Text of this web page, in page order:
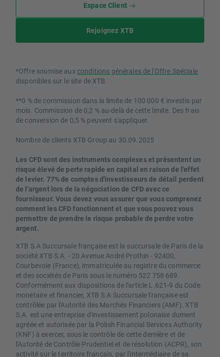
Espace Client
Rejoignez XTB
*Offre soumise aux conditions générales de l'Offre Spéciale
disponibles sur le site de XTB.
**0 % de commission dans la limite de 100 000 € investis par
mois. Commission de 0,2 % au-delà de cette limite. Des frais
de conversion de 0,5 % peuvent s'appliquer.
Nombre de clients XTB Group au 30.09.2025
Les CFD sont des instruments complexes et présentent un
risque élevé de perte rapide en capital en raison de l'effet
de levier. 77% de comptes d'investisseurs de détail perdent
de l'argent lors de la négociation de CFD avec ce
fournisseur. Vous devez vous assurer que vous comprenez
comment les CFD fonctionnent et que vous pouvez vous
permettre de prendre le risque probable de perdre votre
argent.
XTB S.A Succursale française est la succursale de Paris de la
société XTB S.A. - 20 Avenue André Prothin - 92400,
Courbevoie (France), immatriculée au registre du commerce
et des sociétés de Paris sous le numéro 522 758 689.
Conformément aux dispositions de l'article L.621-9 du Code
monétaire et financier, XTB S.A Succursale française est
contrôlée par l'Autorité des Marchés Financiers (AMF). XTB
S.A. est une entreprise d'investissement polonaise dument
agréée et autorisée par la Polish Financial Services Authority
(KNF) à exercer, sous le contrôle de cette dernière et de
l'Autorité de Contrôle Prudentiel et de résolution (ACPR), son
activité sur le territoire français, par l'intermédiaire de sa